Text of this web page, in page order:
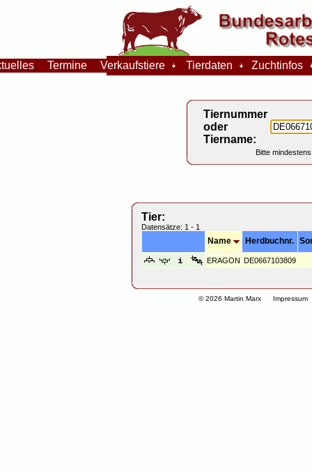
© 2026 Martin Marx Impressum
Termine Verkaufstiere Tierdaten Zuchtinfos
Tiernummer
oder
Tiername:
Bitte
Tier:
Datensätze: 1 - 1
Name Herdbuchnr.
ERAGON DE0667103809